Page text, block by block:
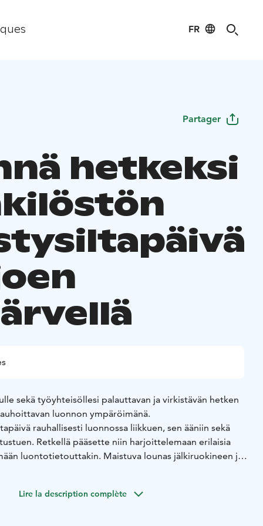
FR
Partager
hetkeksi
sekä työyhteisöllesi palauttavan ja virkistävän hetken
luonnon ympäröimänä.
rauhallisesti luonnossa liikkuen, sen ääniin sekä
Retkellä pääsette niin harjoittelemaan erilaisia
luontotietouttakin. Maistuva lounas jälkiruokineen ja
(talvikaudella huomioitava liikkumiseen
Lire la description complète